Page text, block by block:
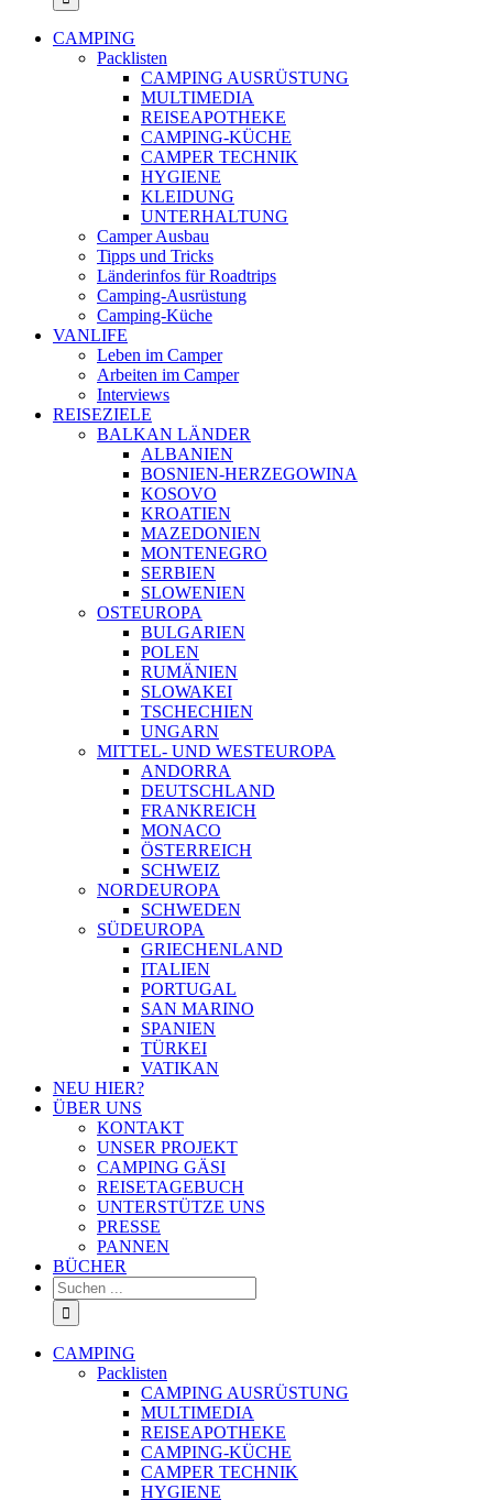
CAMPING
Packlisten
CAMPING AUSRÜSTUNG
MULTIMEDIA
REISEAPOTHEKE
CAMPING-KÜCHE
CAMPER TECHNIK
HYGIENE
KLEIDUNG
UNTERHALTUNG
Camper Ausbau
Tipps und Tricks
Länderinfos für Roadtrips
Camping-Ausrüstung
Camping-Küche
VANLIFE
Leben im Camper
Arbeiten im Camper
Interviews
REISEZIELE
BALKAN LÄNDER
ALBANIEN
BOSNIEN-HERZEGOWINA
KOSOVO
KROATIEN
MAZEDONIEN
MONTENEGRO
SERBIEN
SLOWENIEN
OSTEUROPA
BULGARIEN
POLEN
RUMÄNIEN
SLOWAKEI
TSCHECHIEN
UNGARN
MITTEL- UND WESTEUROPA
ANDORRA
DEUTSCHLAND
FRANKREICH
MONACO
ÖSTERREICH
SCHWEIZ
NORDEUROPA
SCHWEDEN
SÜDEUROPA
GRIECHENLAND
ITALIEN
PORTUGAL
SAN MARINO
SPANIEN
TÜRKEI
VATIKAN
NEU HIER?
ÜBER UNS
KONTAKT
UNSER PROJEKT
CAMPING GÄSI
REISETAGEBUCH
UNTERSTÜTZE UNS
PRESSE
PANNEN
BÜCHER
Suche
nach:
CAMPING
Packlisten
CAMPING AUSRÜSTUNG
MULTIMEDIA
REISEAPOTHEKE
CAMPING-KÜCHE
CAMPER TECHNIK
HYGIENE